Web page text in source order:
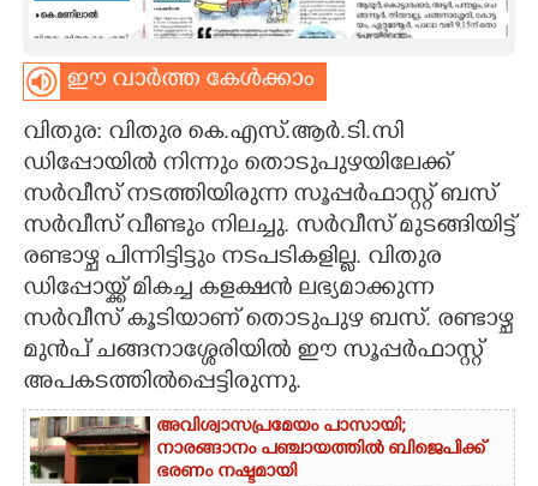
ASTRO
CARTOONS
LITERATURE
CONTACT US
ഈ വാർത്ത കേൾക്കാം
വിതുര: വിതുര കെ.എസ്.ആർ.ടി.സി
ഡിപ്പോയിൽ നിന്നും തൊടുപുഴയിലേക്ക്
സർവീസ് നടത്തിയിരുന്ന സൂപ്പർഫാസ്റ്റ് ബസ്
സർവീസ് വീണ്ടും നിലച്ചു. സർവീസ് മുടങ്ങിയിട്ട്
രണ്ടാഴ്ച പിന്നിട്ടിട്ടും നടപടികളില്ല. വിതുര
ഡിപ്പോയ്ക്ക് മികച്ച കളക്ഷൻ ലഭ്യമാക്കുന്ന
സർവീസ് കൂടിയാണ് തൊടുപുഴ ബസ്. രണ്ടാഴ്ച
മുൻപ് ചങ്ങനാശ്ശേരിയിൽ ഈ സൂപ്പർഫാസ്റ്റ്
അപകടത്തിൽപ്പെട്ടിരുന്നു.
അവിശ്വാസപ്രമേയം പാസായി;
നാരങ്ങാനം പഞ്ചായത്തിൽ ബിജെപിക്ക്
ഭരണം നഷ്ടമായി